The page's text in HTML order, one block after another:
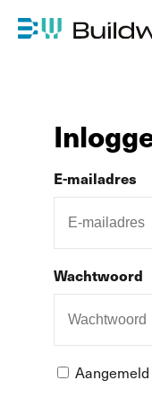
E-mailadres
Wachtwoord